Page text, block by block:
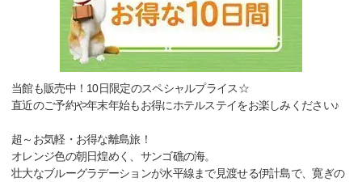
当館も販売中！10日限定のスペシャルプライス☆
直近のご予約や年末年始もお得にホテルステイをお楽しみください♪
超～お気軽・お得な離島旅！
オレンジ色の朝日煌めく、サンゴ礁の海。
壮大なブルーグラデーションが水平線まで見渡せる伊計島で、寛ぎの